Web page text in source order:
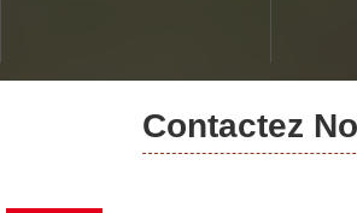
Contactez